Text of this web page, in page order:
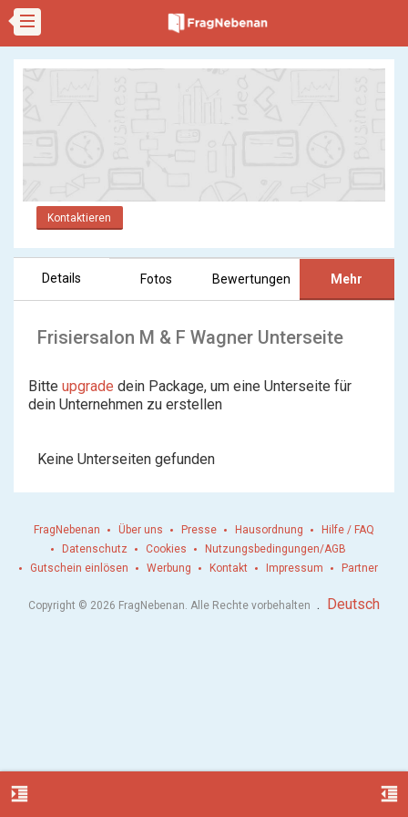
Kontaktieren
Details Fotos Bewertungen Mehr
Frisiersalon M & F Wagner Unterseite
Bitte upgrade dein Package, um eine Unterseite für
dein Unternehmen zu erstellen
Keine Unterseiten gefunden
format_indent_increase format_indent_decrease
FragNebenan Über uns Presse Hausordnung
Hilfe / FAQ
Datenschutz
Cookies
Nutzungsbedingungen/AGB
Gutschein einlösen
Werbung Kontakt Impressum Partner
Copyright © 2026 FragNebenan. Alle Rechte vorbehalten . Deutsch